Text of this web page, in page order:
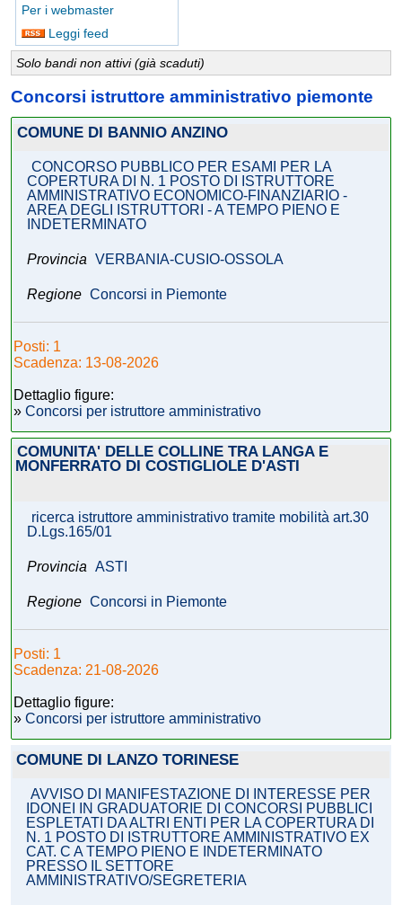
Per i webmaster
Leggi feed
Solo bandi non attivi (già scaduti)
Concorsi istruttore amministrativo piemonte
COMUNE DI BANNIO ANZINO
CONCORSO PUBBLICO PER ESAMI PER LA
COPERTURA DI N. 1 POSTO DI ISTRUTTORE
AMMINISTRATIVO ECONOMICO-FINANZIARIO -
AREA DEGLI ISTRUTTORI - A TEMPO PIENO E
INDETERMINATO
Provincia VERBANIA-CUSIO-OSSOLA
Regione Concorsi in Piemonte
Posti: 1
Scadenza: 13-08-2026
Dettaglio figure:
» Concorsi per istruttore amministrativo
COMUNITA' DELLE COLLINE TRA LANGA E
MONFERRATO DI COSTIGLIOLE D'ASTI
ricerca istruttore amministrativo tramite mobilità art.30
D.Lgs.165/01
Provincia ASTI
Regione Concorsi in Piemonte
Posti: 1
Scadenza: 21-08-2026
Dettaglio figure:
» Concorsi per istruttore amministrativo
COMUNE DI LANZO TORINESE
AVVISO DI MANIFESTAZIONE DI INTERESSE PER
IDONEI IN GRADUATORIE DI CONCORSI PUBBLICI
ESPLETATI DA ALTRI ENTI PER LA COPERTURA DI
N. 1 POSTO DI ISTRUTTORE AMMINISTRATIVO EX
CAT. C A TEMPO PIENO E INDETERMINATO
PRESSO IL SETTORE
AMMINISTRATIVO/SEGRETERIA